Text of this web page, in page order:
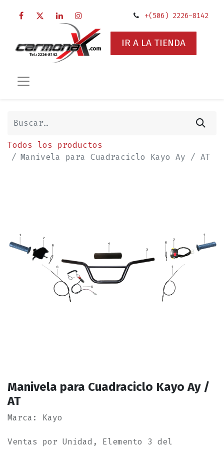
+(506) 2226-8142
IR A LA TIENDA
Todos los productos
Manivela para Cuadraciclo Kayo Ay / AT
Manivela para Cuadraciclo Kayo Ay /
AT
Marca: Kayo
Ventas por Unidad, Elemento 3 del